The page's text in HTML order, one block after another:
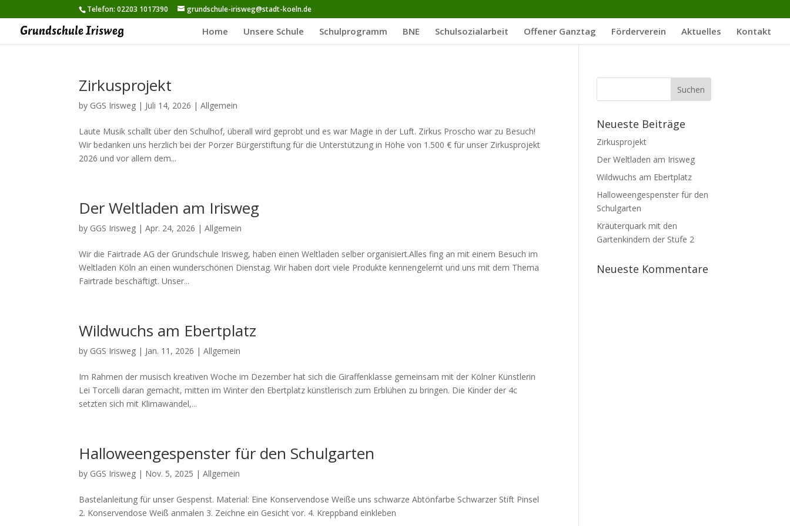
Telefon: 02203 1017390 grundschule-irisweg@stadt-koeln.de
Home Unsere Schule Schulprogramm BNE Schulsozialarbeit Offener Ganztag Förderverein Aktuelles Kontakt
Zirkusprojekt
by GGS Irisweg | Juli 14, 2026 |Allgemein
Laute Musik schallt über den Schulhof, überall wird geprobt und es war Magie in der Luft. Zirkus Proscho war zu Besuch!
Wir bedanken uns herzlich bei der Porzer Bürgerstiftung für die Unterstützung in Höhe von 1.500 € für unser Zirkusprojekt
2026 und vor allem dem...
Der Weltladen am Irisweg
by GGS Irisweg |Apr. 24, 2026 |Allgemein
Wir die Fairtrade AG der Grundschule Irisweg, haben einen Weltladen selber organisiert.Alles fing an mit einem Besuch im
Weltladen Köln an einen wunderschönen Dienstag. Wir haben dort viele Produkte kennengelernt und uns mit dem Thema
Fairtrade beschäftigt. Unser...
Wildwuchs am Ebertplatz
by GGS Irisweg | Jan. 11, 2026 |Allgemein
Im Rahmen der musisch kreativen Woche im Dezember hat sich die Giraffenklasse gemeinsam mit der Kölner Künstlerin
Lei Torcelli daran gemacht, mitten im Winter den Ebertplatz künstlerisch zum Erblühen zu bringen. Die Kinder der 4c
setzten sich mit Klimawandel,...
Halloweengespenster für den Schulgarten
by GGS Irisweg | Nov. 5, 2025 |Allgemein
Bastelanleitung für unser Gespenst. Material: Eine Konservendose Weiße uns schwarze Abtönfarbe Schwarzer Stift Pinsel
2. Konservendose Weiß anmalen 3. Zeichne ein Gesicht vor. 4. Kreppband einkleben
Neueste Beiträge
Zirkusprojekt
Der Weltladen am Irisweg
Wildwuchs am Ebertplatz
Halloweengespenster für den
Schulgarten
Kräuterquark mit den
Gartenkindern der Stufe 2
Neueste Kommentare